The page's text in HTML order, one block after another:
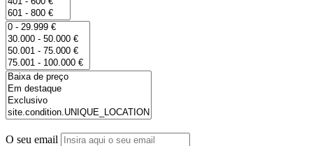
O seu email